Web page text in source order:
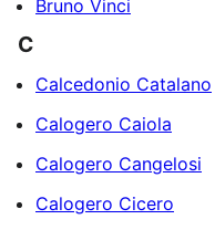
Bruno Vinci
C
Calcedonio Catalano
Calogero Caiola
Calogero Cangelosi
Calogero Cicero